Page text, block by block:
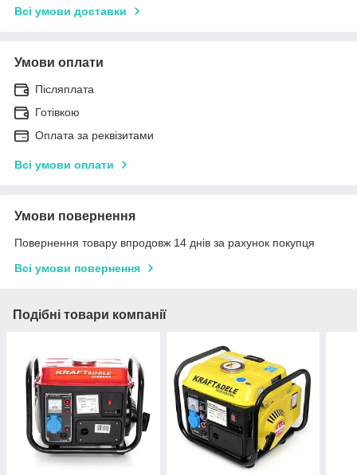
Всі умови доставки
Умови оплати
Післяплата
Готівкою
Оплата за реквізитами
Всі умови оплати
Умови повернення
Повернення товару впродовж 14 днів за рахунок покупця
Всі умови повернення
Подібні товари компанії